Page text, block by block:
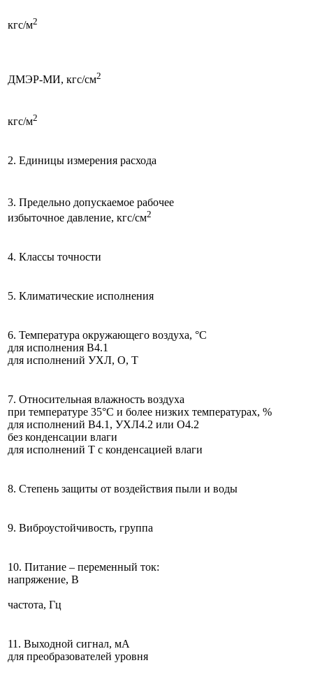
кгс/м2
ДМЭР-МИ, кгс/см2
кгс/м2
2. Единицы измерения расхода
3. Предельно допускаемое рабочее
избыточное давление, кгс/см2
4. Классы точности
5. Климатические исполнения
6. Температура окружающего воздуха, °С
для исполнения В4.1
для исполнений УХЛ, О, Т
7. Относительная влажность воздуха
при температуре 35°С и более низких температурах, %
для исполнений В4.1, УХЛ4.2 или О4.2
без конденсации влаги
для исполнений Т с конденсацией влаги
8. Степень защиты от воздействия пыли и воды
9. Виброустойчивость, группа
10. Питание – переменный ток:
напряжение, В
частота, Гц
11. Выходной сигнал, мА
для преобразователей уровня